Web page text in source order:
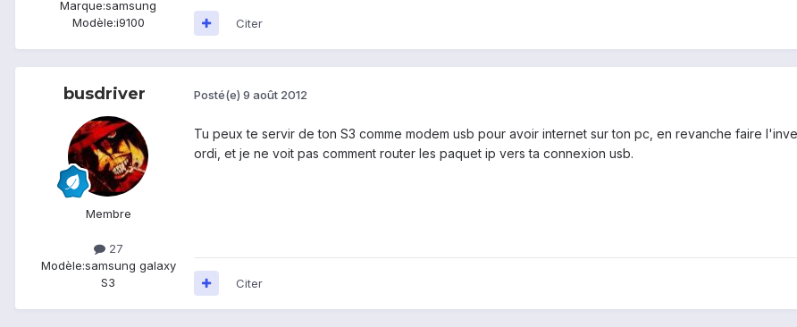
Marque:samsung
Modèle:i9100 Citer
busdriver
Membre
27
Modèle:samsung galaxy
S3
Posté(e) 9 août 2012
Tu peux te servir de ton S3 comme modem usb pour avoir internet sur ton pc, en revanche faire
ordi, et je ne voit pas comment router les paquet ip vers ta connexion usb.
Citer